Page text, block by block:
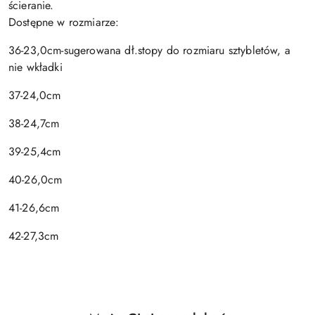
ścieranie.
Dostępne w rozmiarze:
36-23,0cm-sugerowana dł.stopy do rozmiaru sztybletów, a
nie wkładki
37-24,0cm
38-24,7cm
39-25,4cm
40-26,0cm
41-26,6cm
42-27,3cm